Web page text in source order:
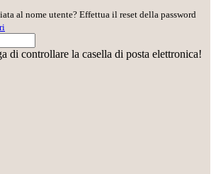
al nome utente? Effettua il reset della password
di controllare la casella di posta elettronica!